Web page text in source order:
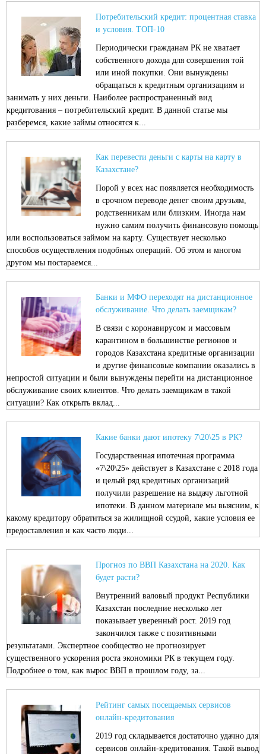
Потребительский кредит: процентная ставка
и условия. ТОП-10
Периодически гражданам РК не хватает
собственного дохода для совершения той
или иной покупки. Они вынуждены
обращаться к кредитным организациям и
занимать у них деньги. Наиболее распространенный вид
кредитования – потребительский кредит. В данной статье мы
разберемся, какие займы относятся к...
Как перевести деньги с карты на карту в
Казахстане?
Порой у всех нас появляется необходимость
в срочном переводе денег своим друзьям,
родственникам или близким. Иногда нам
нужно самим получить финансовую помощь
или воспользоваться займом на карту. Существует несколько
способов осуществления подобных операций. Об этом и многом
другом мы постараемся...
Банки и МФО переходят на дистанционное
обслуживание. Что делать заемщикам?
В связи с коронавирусом и массовым
карантином в большинстве регионов и
городов Казахстана кредитные организации
и другие финансовые компании оказались в
непростой ситуации и были вынуждены перейти на дистанционное
обслуживание своих клиентов. Что делать заемщикам в такой
ситуации? Как открыть вклад...
Какие банки дают ипотеку 7\20\25 в РК?
Государственная ипотечная программа
«7\20\25» действует в Казахстане с 2018 года
и целый ряд кредитных организаций
получили разрешение на выдачу льготной
ипотеки. В данном материале мы выясним, к
какому кредитору обратиться за жилищной ссудой, какие условия ее
предоставления и как часто люди...
Прогноз по ВВП Казахстана на 2020. Как
будет расти?
Внутренний валовый продукт Республики
Казахстан последние несколько лет
показывает уверенный рост. 2019 год
закончился также с позитивными
результатами. Экспертное сообщество не прогнозирует
существенного ускорения роста экономики РК в текущем году.
Подробнее о том, как вырос ВВП в прошлом году, за...
Рейтинг самых посещаемых сервисов
онлайн-кредитования
2019 год складывается достаточно удачно для
сервисов онлайн-кредитования. Такой вывод